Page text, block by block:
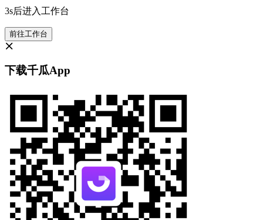
3s后进入工作台
前往工作台
下载千瓜App